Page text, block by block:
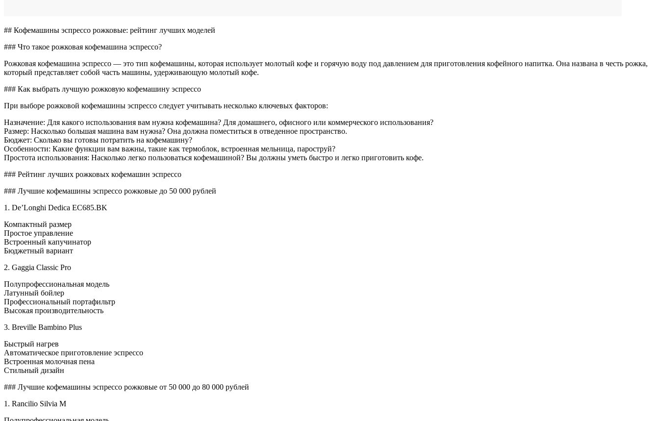
## Кофемашины эспрессо рожковые: рейтинг лучших моделей
### Что такое рожковая кофемашина эспрессо?
Рожковая кофемашина эспрессо — это тип кофемашины, которая использует молотый кофе и горячую воду под давлением для приготовления кофейного напитка. Она названа в честь рожка,
который представляет собой часть машины, удерживающую молотый кофе.
### Как выбрать лучшую рожковую кофемашину эспрессо
При выборе рожковой кофемашины эспрессо следует учитывать несколько ключевых факторов:
Назначение: Для какого использования вам нужна кофемашина? Для домашнего, офисного или коммерческого использования?
Размер: Насколько большая машина вам нужна? Она должна поместиться в отведенное пространство.
Бюджет: Сколько вы готовы потратить на кофемашину?
Особенности: Какие функции вам важны, такие как термоблок, встроенная мельница, пароструй?
Простота использования: Насколько легко пользоваться кофемашиной? Вы должны уметь быстро и легко приготовить кофе.
### Рейтинг лучших рожковых кофемашин эспрессо
### Лучшие кофемашины эспрессо рожковые до 50 000 рублей
1. De’Longhi Dedica EC685.BK
Компактный размер
Простое управление
Встроенный капучинатор
Бюджетный вариант
2. Gaggia Classic Pro
Полупрофессиональная модель
Латунный бойлер
Профессиональный портафильтр
Высокая производительность
3. Breville Bambino Plus
Быстрый нагрев
Автоматическое приготовление эспрессо
Встроенная молочная пена
Стильный дизайн
### Лучшие кофемашины эспрессо рожковые от 50 000 до 80 000 рублей
1. Rancilio Silvia M